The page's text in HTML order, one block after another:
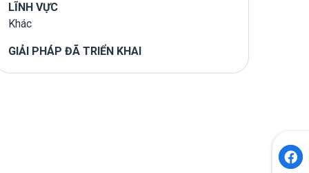
LĨNH VỰC
Khác
GIẢI PHÁP ĐÃ TRIỂN KHAI